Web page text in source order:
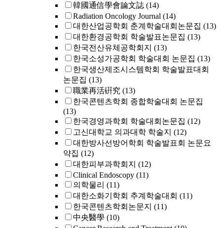
韓國通信學會論文誌 (14)
Radiation Oncology Journal (14)
대한산업공학회 춘계학술대회논문집 (13)
대한환경공학회 학술발표논문집 (13)
한국전산유체공학회지 (13)
한국소성가공학회 학술대회 논문집 (13)
한국생산제조시스템학회 학술발표대회
논문집 (13)
職業再活硏究 (13)
한국콘텐츠학회 종합학술대회 논문집
(13)
한국경영과학회 학술대회논문집 (12)
고신대학교 의과대학 학술지 (12)
대한방사선방어학회 학술발표회 논문요
약집 (12)
대한피부과학회지 (12)
Clinical Endoscopy (11)
의학물리 (11)
대한소화기학회 추계학술대회 (11)
한국콘텐츠학회논문지 (11)
中央醫學 (10)